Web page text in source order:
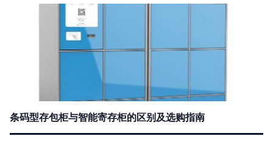
条码型存包柜与智能寄存柜的区别及选购指南